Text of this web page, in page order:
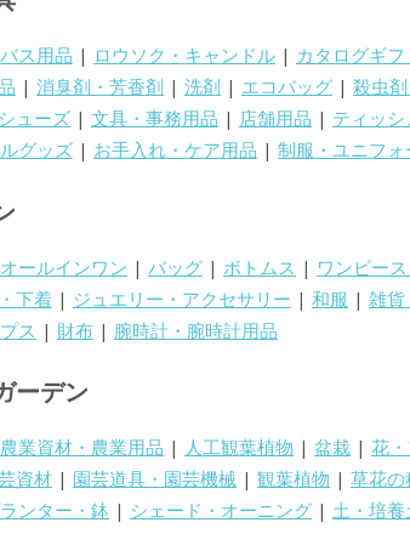
バス用品 | ロウソク・キャンドル | カタログギフ
| 消臭剤・芳香剤 | 洗剤 | エコバッグ | 殺虫
ューズ | 文具・事務用品 | 店舗用品 | ティッ
グッズ | お手入れ・ケア用品 | 制服・ユニフォ
オールインワン | バッグ | ボトムス | ワンピー
下着 | ジュエリー・アクセサリー | 和服 | 雑貨
ス | 財布 | 腕時計・腕時計用品
ーデン
農業資材・農業用品 | 人工観葉植物 | 盆栽 | 花
資材 | 園芸道具・園芸機械 | 観葉植物 | 草花
ンター・鉢 | シェード・オーニング | 土・培